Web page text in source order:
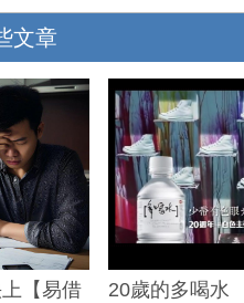
文章
【易借
20歲的多喝水